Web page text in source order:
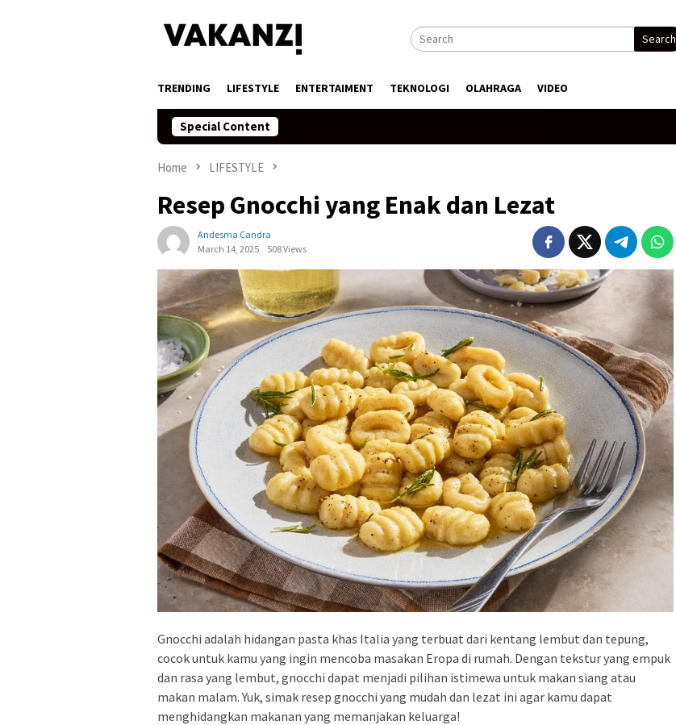
Search
TRENDING LIFESTYLE ENTERTAIMENT TEKNOLOGI OLAHRAGA VIDEO
Special Content
Home LIFESTYLE
Resep Gnocchi yang Enak dan Lezat
Andesma Candra
March 14, 2025
508 Views
Gnocchi adalah hidangan pasta khas Italia yang terbuat dari kentang lembut dan tepung,
cocok untuk kamu yang ingin mencoba masakan Eropa di rumah. Dengan tekstur yang empuk
dan rasa yang lembut, gnocchi dapat menjadi pilihan istimewa untuk makan siang atau
makan malam. Yuk, simak resep gnocchi yang mudah dan lezat ini agar kamu dapat
menghidangkan makanan yang memanjakan keluarga!